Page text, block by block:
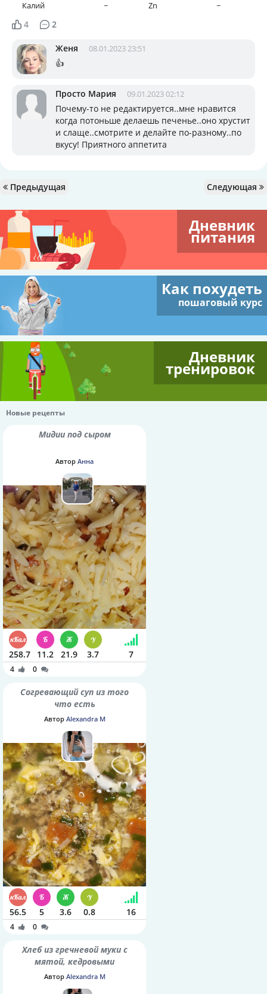
Калий ~ Zn ~
4 2
Женя 08.01.2023 23:51
👍
Просто Мария 09.01.2023 02:12
Почему-то не редактируется..мне нравится
когда потоньше делаешь печенье..оно хрустит
и слаще..смотрите и делайте по-разному..по
вкусу! Приятного аппетита
Предыдущая Следующая
Дневник
питания
Как похудеть
пошаговый курс
Дневник
тренировок
Новые рецепты
Мидии под сыром
Автор Анна
258.7 11.2 21.9 3.7 7
4 0
Согревающий суп из того
что есть
Автор Alexandra M
56.5 5 3.6 0.8 16
4 0
Хлеб из гречневой муки с
мятой, кедровыми
орешками и семенами
Автор Alexandra M